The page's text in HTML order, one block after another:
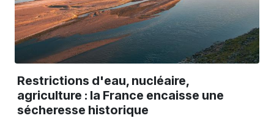
Restrictions d'eau, nucléaire,
agriculture : la France encaisse une
sécheresse historique